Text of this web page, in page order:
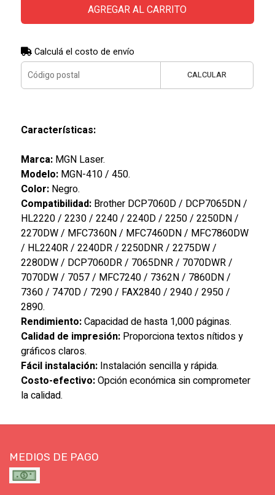
AGREGAR AL CARRITO
Calculá el costo de envío
CALCULAR
Características:
Marca:MGN Laser.
Modelo:MGN-410 / 450.
Color:Negro.
Compatibilidad:Brother DCP7060D / DCP7065DN /
HL2220 / 2230 / 2240 / 2240D / 2250 / 2250DN /
2270DW / MFC7360N / MFC7460DN / MFC7860DW
/ HL2240R / 2240DR / 2250DNR / 2275DW /
2280DW / DCP7060DR / 7065DNR / 7070DWR /
7070DW / 7057 / MFC7240 / 7362N / 7860DN /
7360 / 7470D / 7290 / FAX2840 / 2940 / 2950 /
2890.
Rendimiento:Capacidad de hasta 1,000 páginas.
Calidad de impresión:Proporciona textos nítidos y
gráficos claros.
Fácil instalación:Instalación sencilla y rápida.
Costo-efectivo:Opción económica sin comprometer
la calidad.
MEDIOS DE PAGO